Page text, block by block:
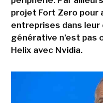
projet Fort Zero pour
entreprises dans
générative n'est pas
Helix avec Nvidia.